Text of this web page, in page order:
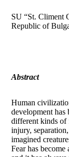
SU “St. Climent
Republic of
Abstract
Human
development has
different kinds of
injury,
imagined
Fear has